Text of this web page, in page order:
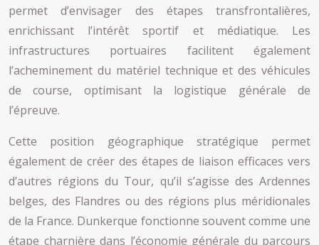
permet d’envisager des étapes transfrontalières,
enrichissant l’intérêt sportif et médiatique. Les
infrastructures portuaires facilitent également
l’acheminement du matériel technique et des véhicules
de course, optimisant la logistique générale de
l’épreuve.
Cette position géographique stratégique permet
également de créer des étapes de liaison efficaces vers
d’autres régions du Tour, qu’il s’agisse des Ardennes
belges, des Flandres ou des régions plus méridionales
de la France. Dunkerque fonctionne souvent comme une
étape charnière dans l’économie générale du parcours